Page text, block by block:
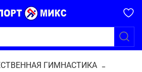
ГИМНАСТИКА